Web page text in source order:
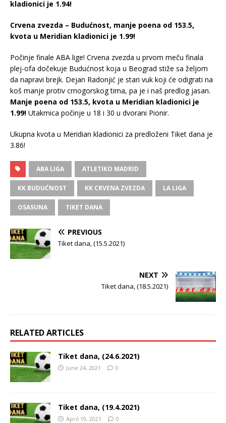
kladionici je 1.94!
Crvena zvezda – Budućnost, manje poena od 153.5,
kvota u Meridian kladionici je 1.99!
Počinje finale ABA lige! Crvena zvezda u prvom meču finala
plej-ofa dočekuje Budućnost koja u Beograd stiže sa željom
da napravi brejk. Dejan Radonjić je stari vuk koji će odigrati na
koš manje protiv crnogorskog tima, pa je i naš predlog jasan.
Manje poena od 153.5, kvota u Meridian kladionici je
1.99! Utakmica počinje u 18 i 30 u dvorani Pionir.
Ukupna kvota u Meridian kladionici za predloženi Tiket dana je
3.86!
ABA LIGA ATLETIKO MADRID
KK BUDUĆNOST KK CRVENA ZVEZDA LA LIGA
OSASUNA TIKET DANA
PREVIOUS
Tiket dana, (15.5.2021)
NEXT
Tiket dana, (18.5.2021)
RELATED ARTICLES
Tiket dana, (24.6.2021)
June 24, 2021 0
Tiket dana, (19.4.2021)
April 19, 2021 0